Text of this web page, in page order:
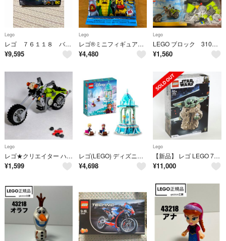
Lego
レゴ ７６１１８ バットマン ミスター・フリーズと バットサイクルバトル
¥9,595
Lego
レゴ®ミニフィギュア_シリーズ17 71018 8個セット
¥4,480
Lego
LEGO ブロック 31018 CREATOR
¥1,560
Lego
レゴ★クリエイター ハイウェイクルーザー 31018 美品 人気 激レア
¥1,599
レゴ(LEGO) ディズニープリンセス アナとエルサのまほうのメリーゴーランド
¥4,698
Lego
【新品】 レゴ LEGO 75318 スター・ウォーズ ザ・チャイルド
¥11,000